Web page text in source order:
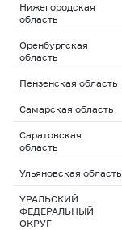
Нижегородская
область
Оренбургская
область
Пензенская область
Самарская область
Саратовская
область
Ульяновская область
УРАЛЬСКИЙ
ФЕДЕРАЛЬНЫЙ
ОКРУГ